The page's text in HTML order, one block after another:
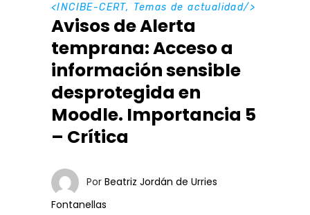
<INCIBE-CERT, Temas de actualidad/>
Avisos de Alerta
temprana: Acceso a
información sensible
desprotegida en
Moodle. Importancia 5
– Crítica
Por Beatriz Jordán de Urries
Fontanellas